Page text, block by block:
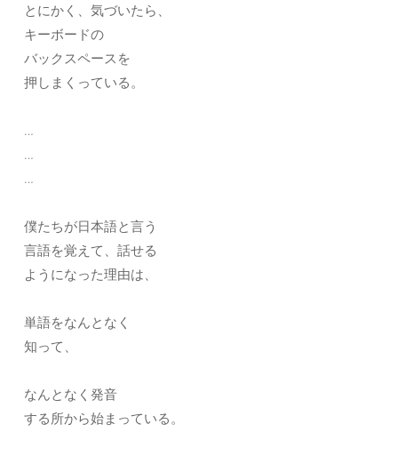
とにかく、気づいたら、
キーボードの
バックスペースを
押しまくっている。
…
…
…
僕たちが日本語と言う
言語を覚えて、話せる
ようになった理由は、
単語をなんとなく
知って、
なんとなく発音
する所から始まっている。